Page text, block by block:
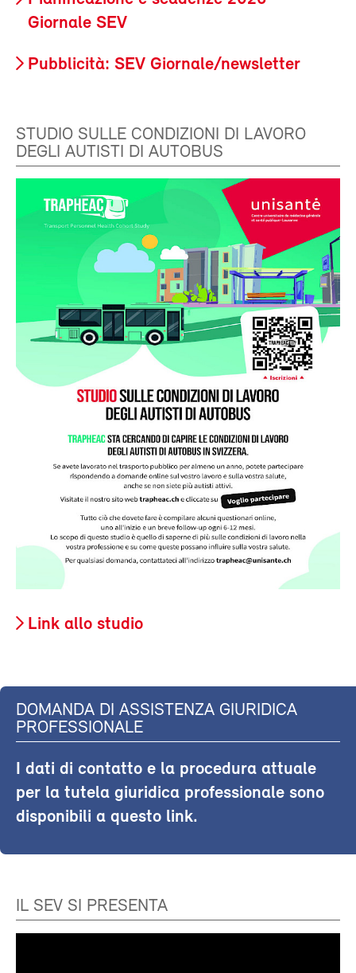
Giornale SEV
Pubblicità: SEV Giornale/newsletter
STUDIO SULLE CONDIZIONI DI LAVORO
DEGLI AUTISTI DI AUTOBUS
Link allo studio
DOMANDA DI ASSISTENZA GIURIDICA
PROFESSIONALE
I dati di contatto e la procedura attuale
per la tutela giuridica professionale sono
disponibili a questo link.
IL SEV SI PRESENTA